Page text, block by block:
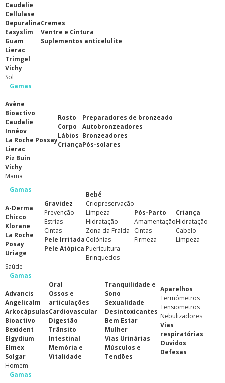
Caudalie
Cellulase
Depuralina
Easyslim
Guam
Lierac
Trimgel
Vichy
Cremes
Ventre e Cintura
Suplementos anticelulite
Sol
Gamas
Avène
Bioactivo
Caudalie
Innéov
La Roche Possay
Lierac
Piz Buin
Vichy
Rosto
Corpo
Lábios
Criança
Preparadores de bronzeado
Autobronzeadores
Bronzeadores
Pós-solares
Mamã
Gamas
A-Derma
Chicco
Klorane
La Roche
Posay
Uriage
Gravidez
Prevenção
Estrias
Cintas
Pele Irritada
Pele Atópica
Bebé
Criopreservação
Limpeza
Hidratação
Zona da Fralda
Colónias
Puericultura
Brinquedos
Pós-Parto
Amamentação
Cintas
Firmeza
Criança
Hidratação
Cabelo
Limpeza
Saúde
Gamas
Advancis
Angelicalm
Arkocápsulas
Bioactivo
Bexident
Elgydium
Elmex
Solgar
Oral
Ossos e
articulações
Cardiovascular
Digestão
Trânsito
Intestinal
Memória e
Vitalidade
Tranquilidade e
Sono
Sexualidade
Desintoxicantes
Bem Estar
Mulher
Vias Urinárias
Músculos e
Tendões
Aparelhos
Termómetros
Tensiometros
Nebulizadores
Vias
respiratórias
Ouvidos
Defesas
Homem
Gamas